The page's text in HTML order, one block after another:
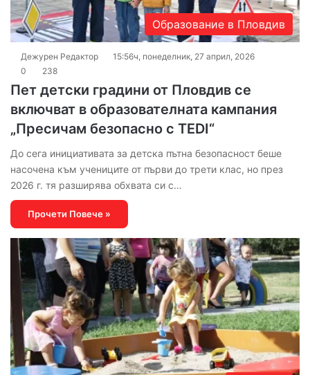
Образование в Пловдив
Дежурен Редактор
15:56ч, понеделник, 27 април, 2026
0
238
Пет детски градини от Пловдив се
включват в образователната кампания
„Пресичам безопасно с TEDI“
До сега инициативата за детска пътна безопасност беше
насочена към учениците от първи до трети клас, но през
2026 г. тя разширява обхвата си с…
Прочети Повече »